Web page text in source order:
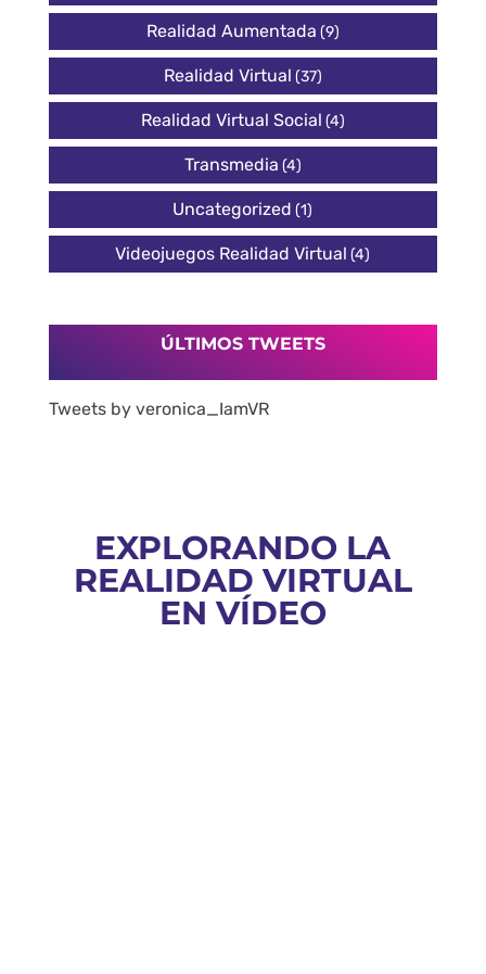
Realidad Aumentada (9)
Realidad Virtual (37)
Realidad Virtual Social (4)
Transmedia (4)
Uncategorized (1)
Videojuegos Realidad Virtual (4)
ÚLTIMOS TWEETS
Tweets by veronica_IamVR
EXPLORANDO LA
REALIDAD VIRTUAL
EN VÍDEO